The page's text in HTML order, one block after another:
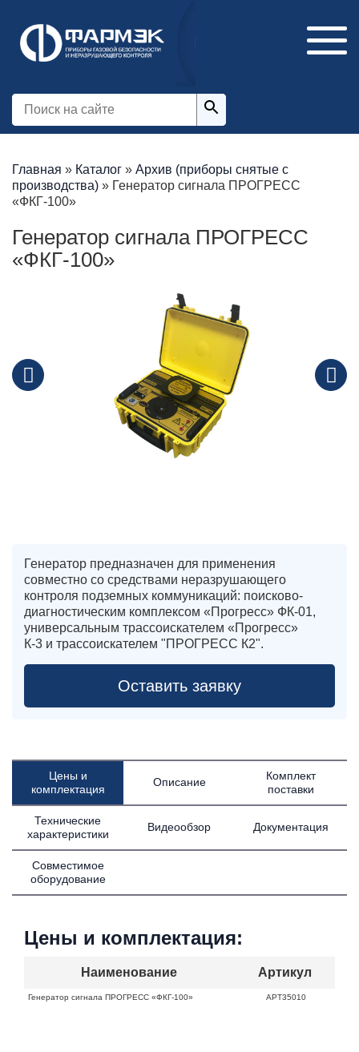
Главная » Каталог » Архив (приборы снятые с
производства) » Генератор сигнала ПРОГРЕСС
«ФКГ-100»
Генератор сигнала ПРОГРЕСС
«ФКГ-100»
Генератор предназначен для применения
совместно со средствами неразрушающего
контроля подземных коммуникаций: поисково-
диагностическим комплексом «Прогресс» ФК-01,
универсальным трассоискателем «Прогресс»
К-3 и трассоискателем "ПРОГРЕСС К2".
Оставить заявку
Цены и
комплектация
Описание
Комплект
поставки
Технические
характеристики
Видеообзор Документация
Совместимое
оборудование
Цены и комплектация:
Наименование Артикул
Генератор сигнала ПРОГРЕСС «ФКГ-100» АРТ35010